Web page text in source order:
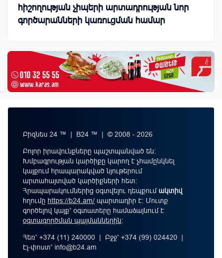
հիշողության չիպերի արտադրության նոր
գործարանների կառուցման համար
Բիզնես 24 ™ | B24 ™ | © 2008 - 2026
Բոլոր իրավունքները պաշտպանված են:
Խմբագրության կարծիքը կարող է չհամընկնել
կայքում հրապարակված նյութերում
արտահայտված կարծիքների հետ:
Հրապարակումներից օգտվելու դեպքումակտիվ
հղումը https://b24.am/ պարտադիր է: Մուտք
գործելով կայք՝ օգտատերը համաձայնում է
օգտագործման պայմաններին։
Հեռ՝ +374 (11) 240000 | Բջջ՝ +374 (99) 024420 |
Էլ-փոստ՝ info@b24.am